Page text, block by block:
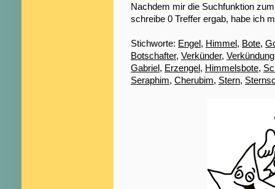
Nachdem mir die Suchfunktion
schreibe 0 Treffer ergab, habe ich
Stichworte: Engel, Himmel, Bote,
Botschafter, Verkünder, Verkündung
Gabriel, Erzengel, Himmelsbote,
Seraphim, Cherubim, Stern,